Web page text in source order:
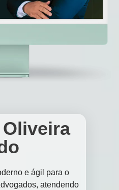
e ágil para o
atendendo